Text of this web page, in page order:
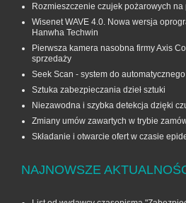
Rozmieszczenie czujek pożarowych na
Wisenet WAVE 4.0. Nowa wersja
Hanwha Techwin
Pierwsza kamera nasobna firmy Axis
sprzedaży
Seek Scan - system do
Sztuka zabezpieczania dzieł sztuki
Niezawodna i szybka detekcja dzięki
Zmiany umów zawartych w trybie
Składanie i otwarcie ofert w czasie
NAJNOWSZE